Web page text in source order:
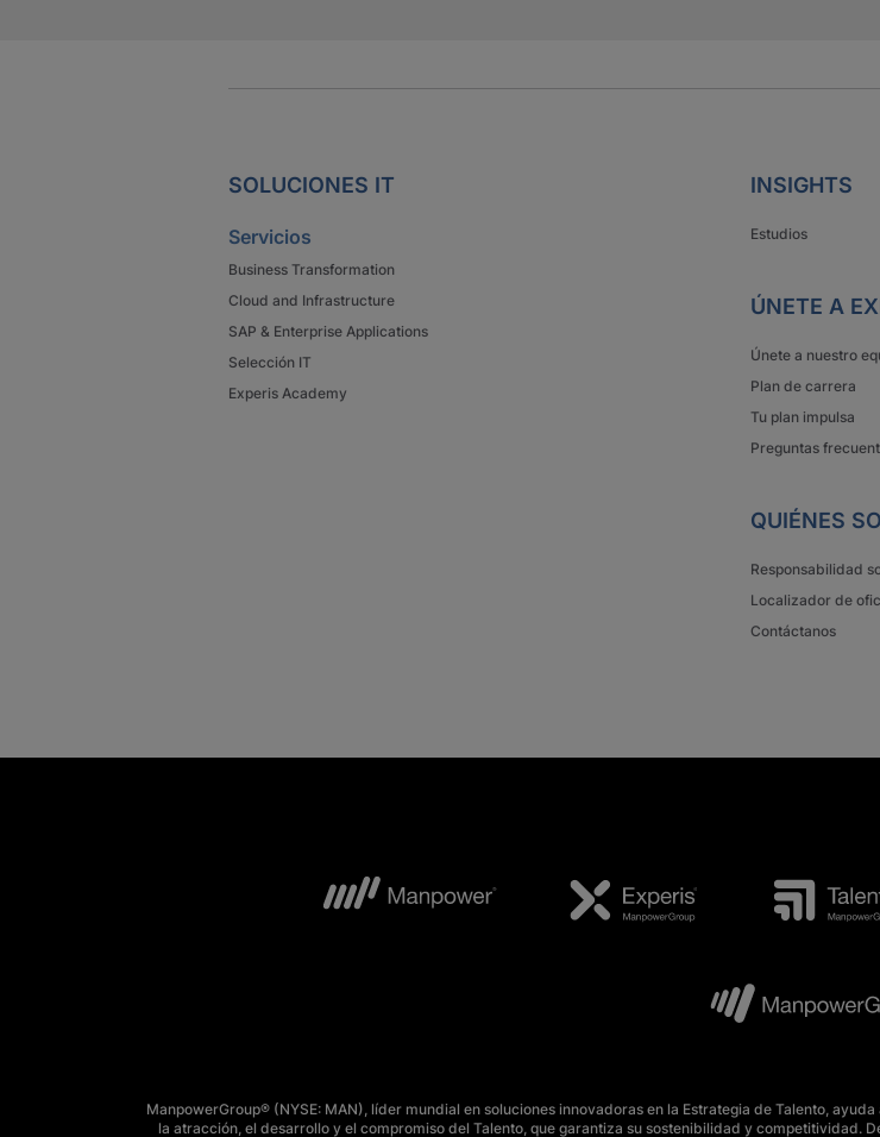
SOLUCIONES IT
Servicios
Business Transformation
Cloud and Infrastructure
SAP & Enterprise Applications
Selección IT
Experis Academy
INSIGHTS
Estudios
ÚNETE A
Únete a nuestro
Plan de carrera
Tu plan impulsa
Preguntas
QUIÉNES
Responsabilidad
Localizador de
Contáctanos
ManpowerGroup® (NYSE: MAN), líder mundial en soluciones innovadoras en la Estrategia de Talento,
la atracción, el desarrollo y el compromiso del Talento, que garantiza su sostenibilidad y competitividad.